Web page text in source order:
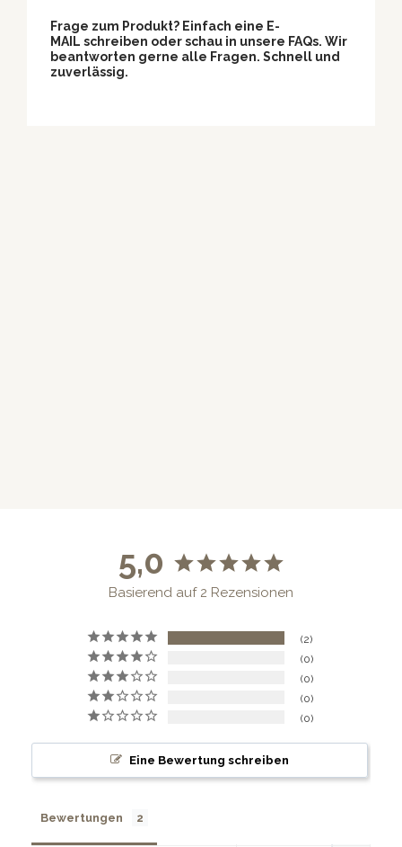
Frage zum Produkt? Einfach eine E-
MAIL schreiben oder schau in unsere FAQs. Wir
beantworten gerne alle Fragen. Schnell und
zuverlässig.
5,0
Basierend auf 2 Rezensionen
2
0
0
0
0
Eine Bewertung schreiben
Bewertungen